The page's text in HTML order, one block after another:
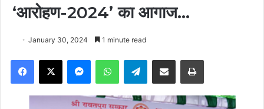
‘आरोहण-2024’ का आगाज…
January 30, 2024 1 minute read
Facebook
X MessengerWhatsAppTelegramShare via Email Print